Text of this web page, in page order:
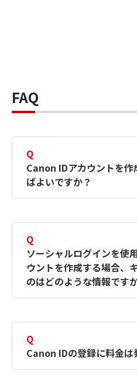
FAQ
Q
Canon IDアカウントを
ばよいですか？
す。詳しい作成方法は
何ですか？Canon ID
ださい。
Q
ソーシャルログインを使
ウントを作成する場合、
のはどのような情報です
択したサービスから
簡単に作成できるよう
Canon IDの登録フォ
Q
Canon IDの登録に料金は